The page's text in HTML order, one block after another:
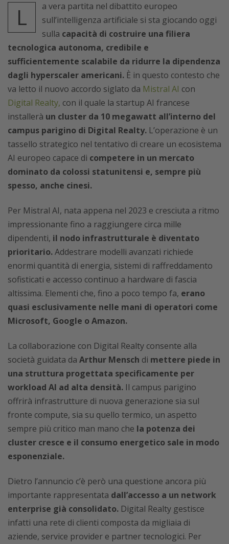
L
a vera partita nel dibattito europeo
sull’intelligenza artificiale si sta giocando oggi
sulla capacità di costruire una filiera
tecnologica autonoma, credibile e
sufficientemente scalabile da ridurre la dipendenza
dagli hyperscaler americani. È in questo contesto che
va letto il nuovo accordo siglato da Mistral AI con
Digital Realty, con il quale la startup AI francese
installerà un cluster da 10 megawatt all’interno del
campus parigino di Digital Realty. L’operazione è un
tassello strategico nel tentativo di creare un ecosistema
AI europeo capace di competere in un mercato
dominato da colossi statunitensi e, sempre più
spesso, anche cinesi.
Per Mistral AI, nata appena nel 2023 e cresciuta a ritmo
impressionante fino a raggiungere circa mille
dipendenti, il nodo infrastrutturale è diventato
prioritario.Addestrare modelli avanzati richiede
enormi quantità di energia, sistemi di raffreddamento
sofisticati e accesso continuo a hardware di fascia
altissima. Elementi che, fino a poco tempo fa, erano
quasi esclusivamente nelle mani di operatori come
Microsoft, Google o Amazon.
La collaborazione con Digital Realty consente alla
società guidata da Arthur Mensch di mettere piede in
una struttura progettata specificamente per
workload AI ad alta densità. Il campus parigino
offrirà infrastrutture di nuova generazione sia sul
fronte compute, sia su quello termico, un aspetto
sempre più critico man mano che la potenza dei
cluster cresce e il consumo energetico sale in modo
esponenziale.
Dietro l’annuncio c’è però una questione ancora più
importante rappresentata dall’accesso a un network
enterprise già consolidato. Digital Realty gestisce
infatti una rete di clienti composta da migliaia di
aziende, service provider e partner tecnologici. Per